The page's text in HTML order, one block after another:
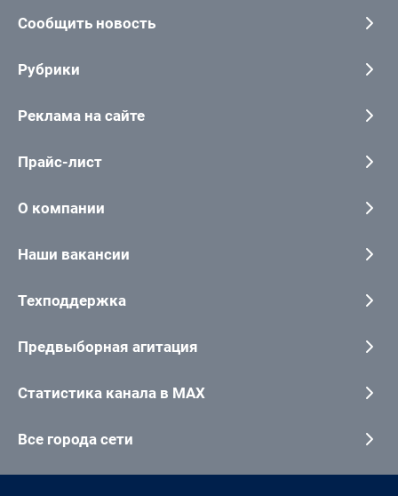
Сообщить новость
Рубрики
Реклама на сайте
Прайс-лист
О компании
Наши вакансии
Техподдержка
Предвыборная агитация
Статистика канала в MAX
Все города сети